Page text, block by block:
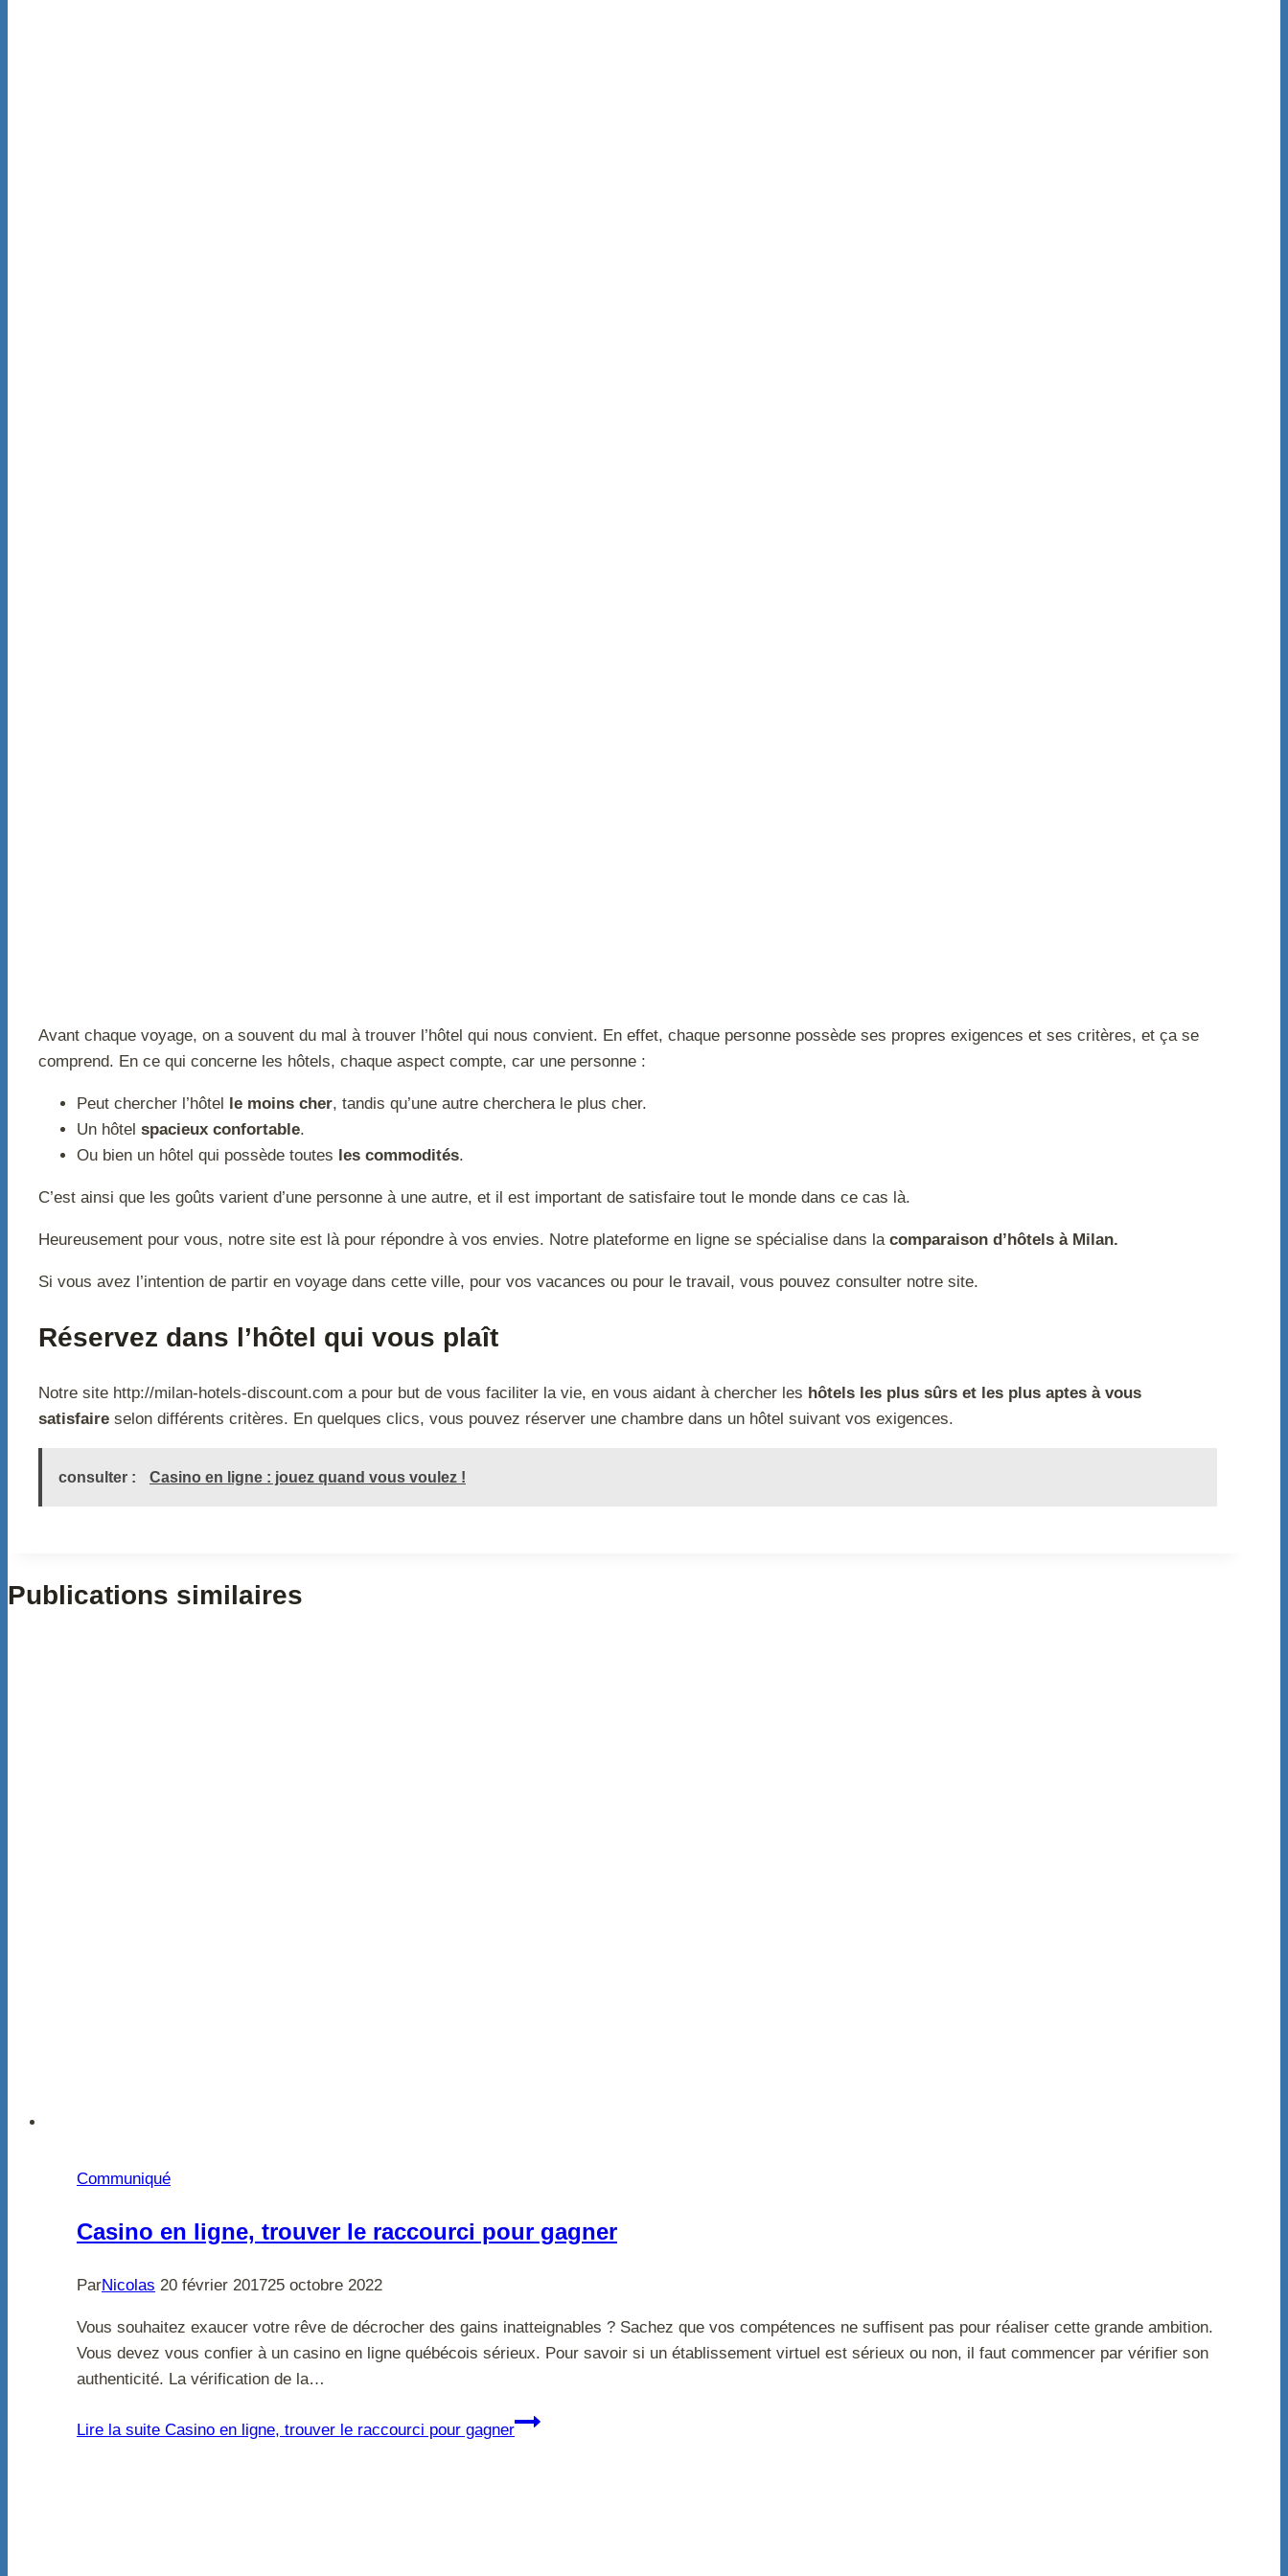
Avant chaque voyage, on a souvent du mal à trouver l’hôtel qui nous convient. En effet, chaque personne possède ses propres exigences et ses critères, et ça se
comprend. En ce qui concerne les hôtels, chaque aspect compte, car une personne :
Peut chercher l’hôtel le moins cher, tandis qu’une autre cherchera le plus cher.
Un hôtel spacieux confortable.
Ou bien un hôtel qui possède toutes les commodités.
C’est ainsi que les goûts varient d’une personne à une autre, et il est important de satisfaire tout le monde dans ce cas là.
Heureusement pour vous, notre site est là pour répondre à vos envies. Notre plateforme en ligne se spécialise dans la comparaison d’hôtels à Milan.
Si vous avez l’intention de partir en voyage dans cette ville, pour vos vacances ou pour le travail, vous pouvez consulter notre site.
Réservez dans l’hôtel qui vous plaît
Notre site http://milan-hotels-discount.com a pour but de vous faciliter la vie, en vous aidant à chercher les hôtels les plus sûrs et les plus aptes à vous
satisfaire selon différents critères. En quelques clics, vous pouvez réserver une chambre dans un hôtel suivant vos exigences.
consulter : Casino en ligne : jouez quand vous voulez !
Publications similaires
Communiqué
Casino en ligne, trouver le raccourci pour gagner
ParNicolas 20 février 201725 octobre 2022
Vous souhaitez exaucer votre rêve de décrocher des gains inatteignables ? Sachez que vos compétences ne suffisent pas pour réaliser cette grande ambition.
Vous devez vous confier à un casino en ligne québécois sérieux. Pour savoir si un établissement virtuel est sérieux ou non, il faut commencer par vérifier son
authenticité. La vérification de la…
Lire la suite Casino en ligne, trouver le raccourci pour gagner